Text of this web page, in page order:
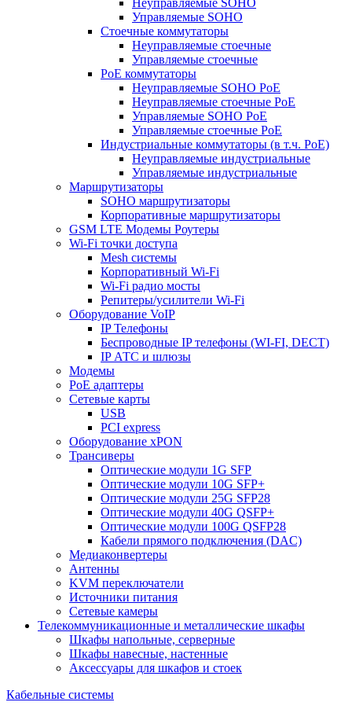
Управляемые SOHO
Стоечные коммутаторы
Неуправляемые стоечные
Управляемые стоечные
PoE коммутаторы
Неуправляемые SOHO PoE
Неуправляемые стоечные PoE
Управляемые SOHO PoE
Управляемые стоечные PoE
Индустриальные коммутаторы (в т.ч. РоЕ)
Неуправляемые индустриальные
Управляемые индустриальные
Маршрутизаторы
SOHO маршрутизаторы
Корпоративные маршрутизаторы
GSM LTE Модемы Роутеры
Wi-Fi точки доступа
Mesh системы
Корпоративный Wi-Fi
Wi-Fi радио мосты
Репитеры/усилители Wi-Fi
Оборудование VoIP
IP Телефоны
Беспроводные IP телефоны (WI-FI, DECT)
IP АТС и шлюзы
Модемы
PoE адаптеры
Сетевые карты
USB
PCI express
Оборудование xPON
Трансиверы
Оптические модули 1G SFP
Оптические модули 10G SFP+
Оптические модули 25G SFP28
Оптические модули 40G QSFP+
Оптические модули 100G QSFP28
Кабели прямого подключения (DAC)
Медиаконвертеры
Антенны
KVM переключатели
Источники питания
Сетевые камеры
Телекоммуникационные и металлические шкафы
Шкафы напольные, серверные
Шкафы навесные, настенные
Аксессуары для шкафов и стоек
Кабельные системы